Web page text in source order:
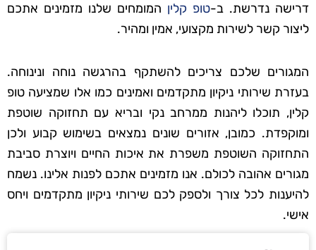
דרישה נדרשת. ב-טופ קלין המומחים שלנו מזמינים אתכם
ליצור קשר לשירות מקצועי, אמין ומהיר.
המגורים שלכם צריכים להשתקף בהרגשה נוחה ונינוחה.
בעזרת שירותי ניקיון מתקדמים ואמינים כמו אלו שמציעה טופ
קלין, תוכלו ליהנות ממרחב נקי ובריא עם תחזוקה שוטפת
ומוקפדת. כמובן, אזורים שונים נמצאים בשימוש קבוע ולכן
התחזוקה השוטפת משפרת את איכות החיים ויוצרת סביבת
מגורים אהובה לכולם. אנו מזמינים אתכם לפנות אלינו. נשמח
להיענות לכל צורך ולספק לכם שירותי ניקיון מתקדמים ויחס
אישי.